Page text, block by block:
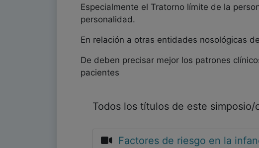
Especialmente el Tratorno límite de la
personalidad.
En relación a otras entidades nosológicas
De deben precisar mejor los patrones
pacientes
Todos los títulos de este simposio/
Factores de riesgo en la